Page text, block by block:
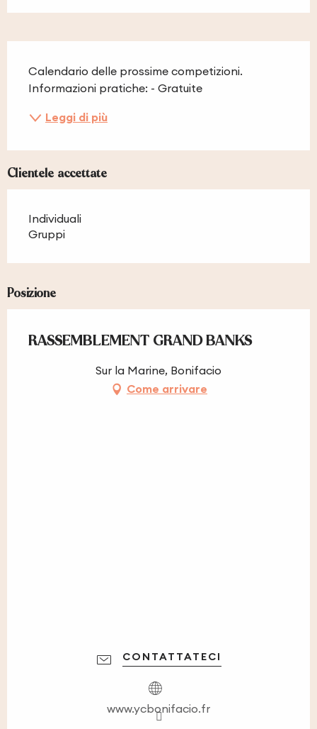
Calendario delle prossime competizioni.
Informazioni pratiche: - Gratuite
Leggi di più
Clientele accettate
Individuali
Gruppi
Posizione
RASSEMBLEMENT GRAND BANKS
Sur la Marine, Bonifacio
Come arrivare
CONTATTATECI
www.ycbonifacio.fr